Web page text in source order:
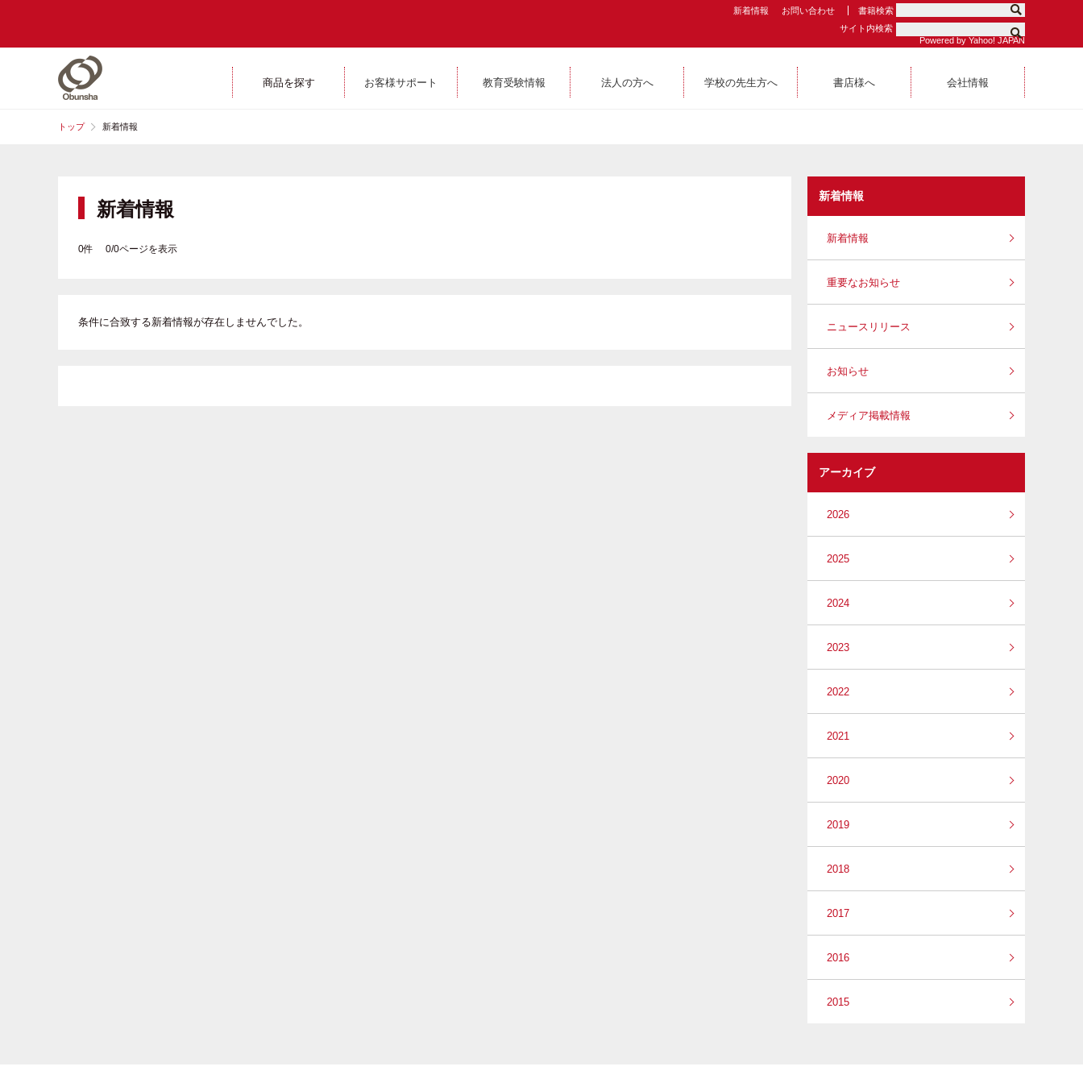
新着情報 お問い合わせ
書籍検索
サイト内検索
Powered by Yahoo! JAPAN
商品を探す お客様サポート 教育受験情報 法人の方へ 学校の先生方へ 書店様へ 会社情報
トップ 新着情報
新着情報
0件 0/0ページを表示
条件に合致する新着情報が存在しませんでした。
新着情報
新着情報
重要なお知らせ
ニュースリリース
お知らせ
メディア掲載情報
アーカイブ
2026
2025
2024
2023
2022
2021
2020
2019
2018
2017
2016
2015